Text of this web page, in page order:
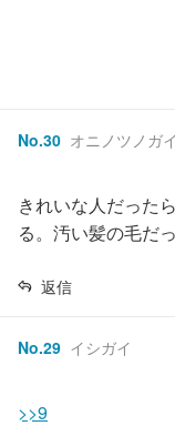
No.30 オニノツノガイ
きれいな人だった
る。汚い髪の毛だ
返信
No.29 イシガイ
>>9